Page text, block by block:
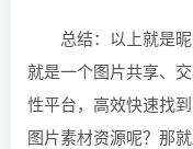
总结：以上就是
就是一个图片共享、
性平台，高效快速找
图片素材资源呢？那